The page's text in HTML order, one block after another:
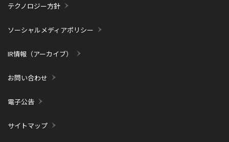
テクノロジー方針
ソーシャルメディアポリシー
IR情報（アーカイブ）
お問い合わせ
電子公告
サイトマップ